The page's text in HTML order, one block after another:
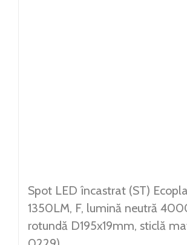
Spot LED încastrat (ST)
1350LM, F, lumină neutră
rotundă D195x19mm, sticlă